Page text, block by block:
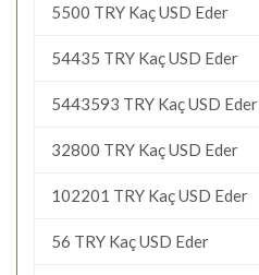
5500 TRY Kaç USD Eder
54435 TRY Kaç USD Eder
5443593 TRY Kaç USD Eder
32800 TRY Kaç USD Eder
102201 TRY Kaç USD Eder
56 TRY Kaç USD Eder